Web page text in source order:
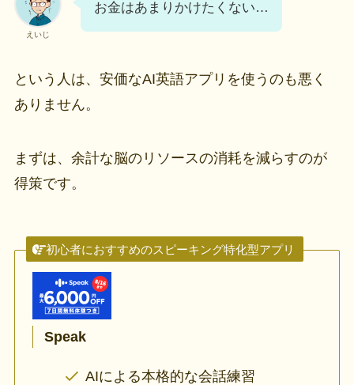
えいじ
お金はあまりかけたくない…
という人は、安価なAI英語アプリを使うのも悪く
ありません。
まずは、余計な脳のリソースの消耗を減らすのが
得策です。
初心者におすすめのスピーキング特化型アプリ
Speak
AIによる本格的な会話練習